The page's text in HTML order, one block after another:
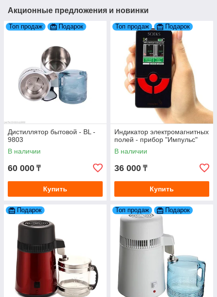
Акционные предложения и новинки
Топ продаж Подарок
Дистиллятор бытовой - BL -
9803
В наличии
60 000 ₸
Купить
Топ продаж Подарок
Индикатор электромагнитных
полей - прибор "Импульс"
В наличии
36 000 ₸
Купить
Подарок Топ продаж Подарок